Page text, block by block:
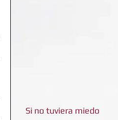
Si no tuviera miedo